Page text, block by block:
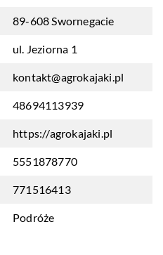
89-608 Swornegacie
ul. Jeziorna 1
kontakt@agrokajaki.pl
48694113939
https://agrokajaki.pl
5551878770
771516413
Podróże